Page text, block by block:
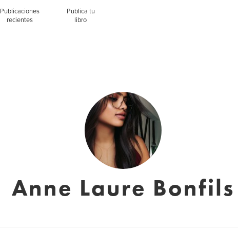
Publicaciones
recientes
Publica tu
libro
Anne Laure Bonfils